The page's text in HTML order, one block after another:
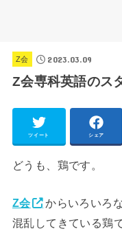
Z会 2023.03.09
Z会専科英語のス
ツイート シェア
どうも、鶏です。
Z会
からいろいろ
混乱してきている鶏で